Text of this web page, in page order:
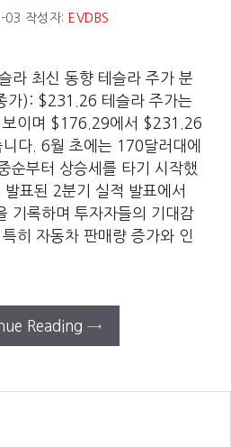
03 작성자: EVDBS
라 최신 동향 테슬라 주가 분
가): $231.26 테슬라 주가는
보이며 $176.29에서 $231.26
다. 6월 초에는 170달러대에
순부터 상승세를 타기 시작했
표된 2분기 실적 발표에서
기록하며 투자자들의 기대감
히 자동차 판매량 증가와 인
Reading →